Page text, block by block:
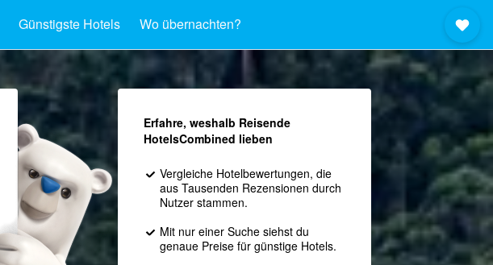
Günstigste Hotels Wo übernachten?
Erfahre, weshalb Reisende
HotelsCombined lieben
Vergleiche Hotelbewertungen, die
aus Tausenden Rezensionen durch
Nutzer stammen.
Mit nur einer Suche siehst du
genaue Preise für günstige Hotels.